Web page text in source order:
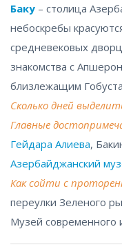
Баку – столица
небоскребы
средневековых
знакомства с
близлежащим
Сколько дней
Главные
Гейдара Алиева,
Азербайджанский
Как сойти с
переулки Зеленого
Музей современного